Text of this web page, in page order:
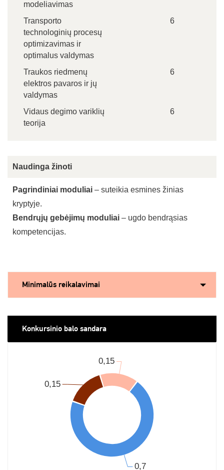
modeliavimas
Transporto
technologinių procesų
optimizavimas ir
optimalus valdymas
6
Traukos riedmenų
elektros pavaros ir jų
valdymas
6
Vidaus degimo variklių
teorija
6
Naudinga žinoti
Pagrindiniai moduliai – suteikia esmines žinias
kryptyje.
Bendrųjų gebėjimų moduliai – ugdo bendrąsias
kompetencijas.
Minimalūs reikalavimai
Konkursinio balo sandara